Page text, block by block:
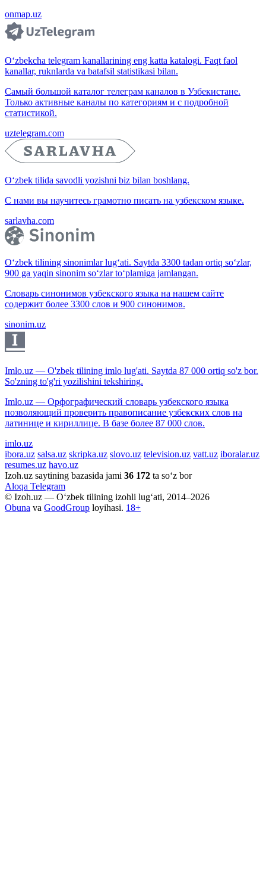
onmap.uz
O‘zbekcha telegram kanallarining eng katta katalogi. Faqt faol
kanallar, ruknlarda va batafsil statistikasi bilan.
Самый большой каталог телеграм каналов в Узбекистане.
Только активные каналы по категориям и с подробной
статистикой.
uztelegram.com
O‘zbek tilida savodli yozishni biz bilan boshlang.
С нами вы научитесь грамотно писать на узбекском языке.
sarlavha.com
O‘zbek tilining sinonimlar lug‘ati. Saytda 3300 tadan ortiq so‘zlar,
900 ga yaqin sinonim so‘zlar to‘plamiga jamlangan.
Словарь синонимов узбекского языка на нашем сайте
содержит более 3300 слов и 900 синонимов.
sinonim.uz
Imlo.uz — O'zbek tilining imlo lug'ati. Saytda 87 000 ortiq so'z bor.
So'zning to'g'ri yozilishini tekshiring.
Imlo.uz — Орфографический словарь узбекского языка
позволяющий проверить правописание узбекских слов на
латинице и кириллице. В базе более 87 000 слов.
imlo.uz
ibora.uz salsa.uz skripka.uz slovo.uz television.uz vatt.uz iboralar.uz
resumes.uz havo.uz
Izoh.uz saytining bazasida jami 36 172 ta so‘z bor
Aloqa Telegram
© Izoh.uz — O‘zbek tilining izohli lug‘ati, 2014–2026
Obuna va GoodGroup loyihasi. 18+